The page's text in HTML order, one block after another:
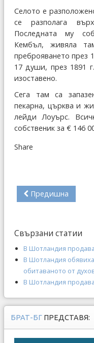
Селото е
се разполага
Последната му
Кембъл, живяла
преброяването през
17 души, през 1891
изоставено.
Сега там са
пекарна, църква и
лейди Лоуърс.
собственик за € 146
Share
Предишна
Свързани статии
В Шотландия
В Шотландия
обитаваното от
В Шотландия
БРАТ-БГ ПРЕДСТАВЯ: